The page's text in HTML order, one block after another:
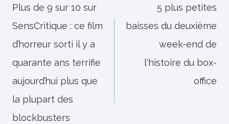
de
l’article
Plus de 9 sur 10 sur
SensCritique : ce film
d’horreur sorti il y a
quarante ans terrifie
aujourd’hui plus que
la plupart des
blockbusters
5 plus petites
baisses du deuxième
week-end de
l'histoire du box-
office